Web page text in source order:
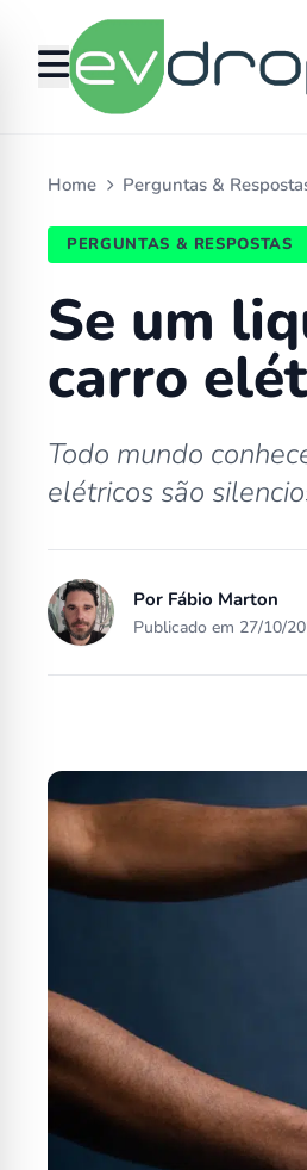
Home Perguntas &
PERGUNTAS & RESPOSTAS
Se um
carro
Todo mundo
elétricos são
Por Fábio Marton
Publicado em 27/10/